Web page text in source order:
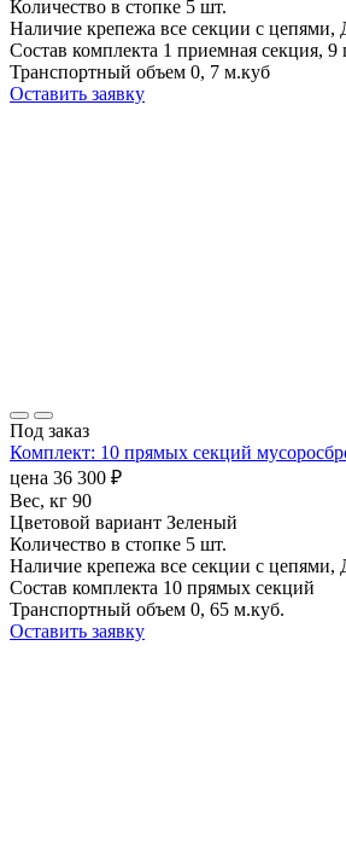
Количество в стопке 5 шт.
Наличие крепежа все секции с цепями,
Состав комплекта 1 приемная секция,
Транспортный объем 0, 7 м.куб
Оставить заявку
Под заказ
Комплект: 10 прямых секций
цена 36 300 ₽
Вес, кг 90
Цветовой вариант Зеленый
Количество в стопке 5 шт.
Наличие крепежа все секции с цепями,
Состав комплекта 10 прямых секций
Транспортный объем 0, 65 м.куб.
Оставить заявку